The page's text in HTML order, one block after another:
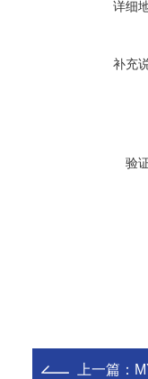
详细
补充
验
上一篇：